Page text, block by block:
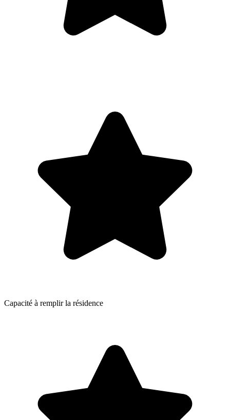
Capacité à remplir la résidence